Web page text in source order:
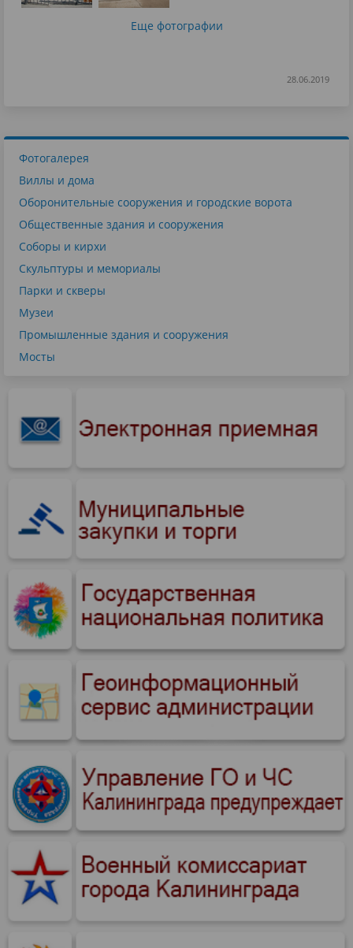
Еще фотографии
28.06.2019
Фотогалерея
Виллы и дома
Оборонительные сооружения и городские ворота
Общественные здания и сооружения
Соборы и кирхи
Скульптуры и мемориалы
Парки и скверы
Музеи
Промышленные здания и сооружения
Мосты